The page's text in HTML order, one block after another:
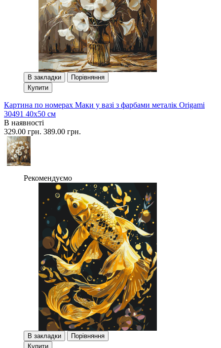
В закладки
Порівняння
Купити
Картина по номерах Маки у вазі з фарбами металік Origami
30491 40x50 см
В наявності
329.00 грн. 389.00 грн.
Рекомендуємо
В закладки
Порівняння
Купити